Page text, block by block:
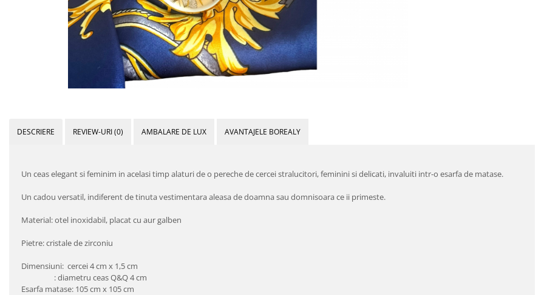
200 Lei - 300 Lei
300 Lei - 500 Lei
DESCRIERE REVIEW-URI(0) AMBALARE DE LUX AVANTAJELE BOREALY
Un ceas elegant si feminim in acelasi timp alaturi de o pereche de cercei stralucitori, feminini si delicati, invaluiti intr-o esarfa de matase.
Un cadou versatil, indiferent de tinuta vestimentara aleasa de doamna sau domnisoara ce ii primeste.
Material: otel inoxidabil, placat cu aur galben
Pietre: cristale de zirconiu
Dimensiuni: cercei 4 cm x 1,5 cm
: diametru ceas Q&Q 4 cm
Esarfa matase: 105 cm x 105 cm